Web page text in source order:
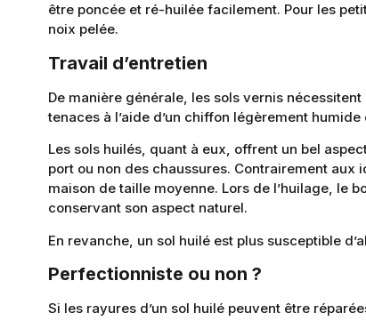
être poncée et ré-huilée facilement. Pour les
noix pelée.
Travail d’entretien
De manière générale, les sols vernis
tenaces à l’aide d’un chiffon légèrement humide
Les sols huilés, quant à eux, offrent un bel
port ou non des chaussures. Contrairement aux
maison de taille moyenne. Lors de l’huilage, le
conservant son aspect naturel.
En revanche, un sol huilé est plus susceptible
Perfectionniste ou non ?
Si les rayures d’un sol huilé peuvent être